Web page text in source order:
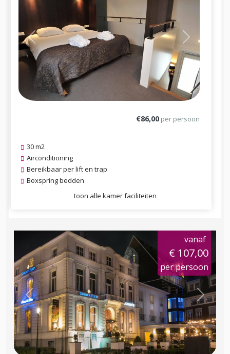
Previous Next
€86,00 per persoon
30 m2
Airconditioning
Bereikbaar per lift en trap
Boxspring bedden
toon alle kamer faciliteiten
vanaf
€ 107,00
per persoon
Previous Next